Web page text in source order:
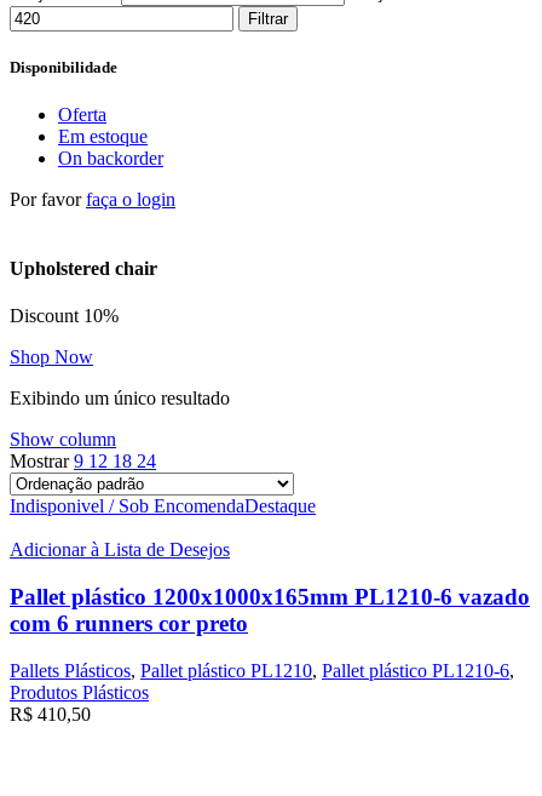
Filtrar
Disponibilidade
Oferta
Em estoque
On backorder
Por favorfaça o login
Upholstered chair
Discount 10%
Shop Now
Exibindo um único resultado
Show column
Mostrar9 12 18 24
Indisponivel / Sob EncomendaDestaque
Adicionar à Lista de Desejos
Pallet plástico 1200x1000x165mm PL1210-6 vazado
com 6 runners cor preto
Pallets Plásticos, Pallet plástico PL1210, Pallet plástico PL1210-6,
Produtos Plásticos
R$ 410,50